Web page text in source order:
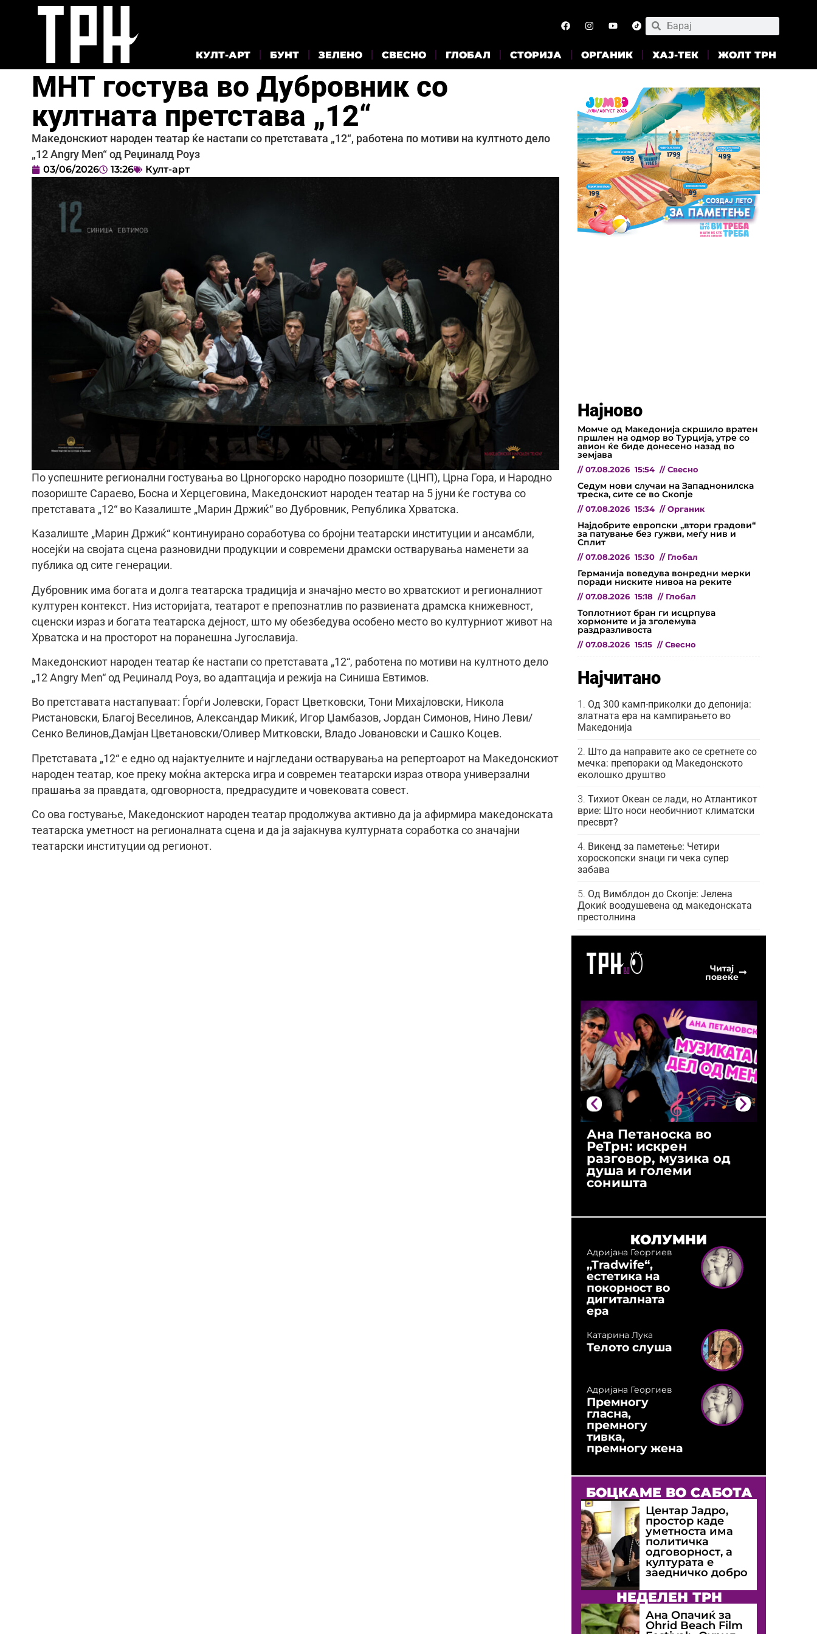
КУЛТ-АРТ БУНТ ЗЕЛЕНО СВЕСНО ГЛОБАЛ СТОРИЈА ОРГАНИК ХАЈ-ТЕК ЖОЛТ ТРН
МНТ гостува во Дубровник со
култната претстава „12“
Македонскиот народен театар ќе настапи со претставата „12“, работена по мотиви на култното дело
„12 Angry Men“ од Реџиналд Роуз
03/06/2026 13:26 Култ-арт
По успешните регионални гостувања во Црногорско народно позориште (ЦНП), Црна Гора, и Народно
позориште Сараево, Босна и Херцеговина, Македонскиот народен театар на 5 јуни ќе гостува со
претставата „12“ во Казалиште „Марин Држиќ“ во Дубровник, Република Хрватска.
Казалиште „Марин Држиќ“ континуирано соработува со бројни театарски институции и ансамбли,
носејќи на својата сцена разновидни продукции и современи драмски остварувања наменети за
публика од сите генерации.
Дубровник има богата и долга театарска традиција и значајно место во хрватскиот и регионалниот
културен контекст. Низ историјата, театарот е препознатлив по развиената драмска книжевност,
сценски израз и богата театарска дејност, што му обезбедува особено место во културниот живот на
Хрватска и на просторот на поранешна Југославија.
Македонскиот народен театар ќе настапи со претставата „12“, работена по мотиви на култното дело
„12 Angry Men“ од Реџиналд Роуз, во адаптација и режија на Синиша Евтимов.
Во претставата настапуваат: Ѓорѓи Јолевски, Гораст Цветковски, Тони Михајловски, Никола
Ристановски, Благој Веселинов, Александар Микиќ, Игор Џамбазов, Јордан Симонов, Нино Леви/
Сенко Велинов,Дамјан Цветановски/Оливер Митковски, Владо Јовановски и Сашко Коцев.
Претставата „12“ е едно од најактуелните и најгледани остварувања на репертоарот на Македонскиот
народен театар, кое преку моќна актерска игра и современ театарски израз отвора универзални
прашања за правдата, одговорноста, предрасудите и човековата совест.
Со ова гостување, Македонскиот народен театар продолжува активно да ја афирмира македонската
театарска уметност на регионалната сцена и да ја зајакнува културната соработка со значајни
театарски институции од регионот.
Најново
Момче од Македонија скршило вратен
пршлен на одмор во Турција, утре со
авион ќе биде донесено назад во
земјава
// 07.08.2026 15:54 // Свесно
Седум нови случаи на Западнонилска
треска, сите се во Скопје
// 07.08.2026 15:34 // Органик
Најдобрите европски „втори градови“
за патување без гужви, меѓу нив и
Сплит
// 07.08.2026 15:30 // Глобал
Германија воведува вонредни мерки
поради ниските нивоа на реките
// 07.08.2026 15:18 // Глобал
Топлотниот бран ги исцрпува
хормоните и ја зголемува
раздразливоста
// 07.08.2026 15:15 // Свесно
Најчитано
Од 300 камп-приколки до депонија:
златната ера на кампирањето во
Македонија
Што да направите ако се сретнете со
мечка: препораки од Македонското
еколошко друштво
Тихиот Океан се лади, но Атлантикот
врие: Што носи необичниот климатски
пресврт?
Викенд за паметење: Четири
хороскопски знаци ги чека супер
забава
Од Вимблдон до Скопје: Јелена
Докиќ воодушевена од македонската
престолнина
Читај
повеќе
Ана Петаноска во
РеТрн: искрен
разговор, музика од
душа и големи
соништа
КОЛУМНИ
Адријана Георгиев
„Tradwife“,
естетика на
покорност во
дигиталната
ера
Катарина Лука
Телото слуша
Адријана Георгиев
Премногу
гласна,
премногу
тивка,
премногу жена
БОЦКАМЕ ВО САБОТА
Центар Јадро,
простор каде
уметноста има
политичка
одговорност, а
културата е
заедничко добро
НЕДЕЛЕН ТРН
Ана Опачиќ за
Оhrid Beach Film